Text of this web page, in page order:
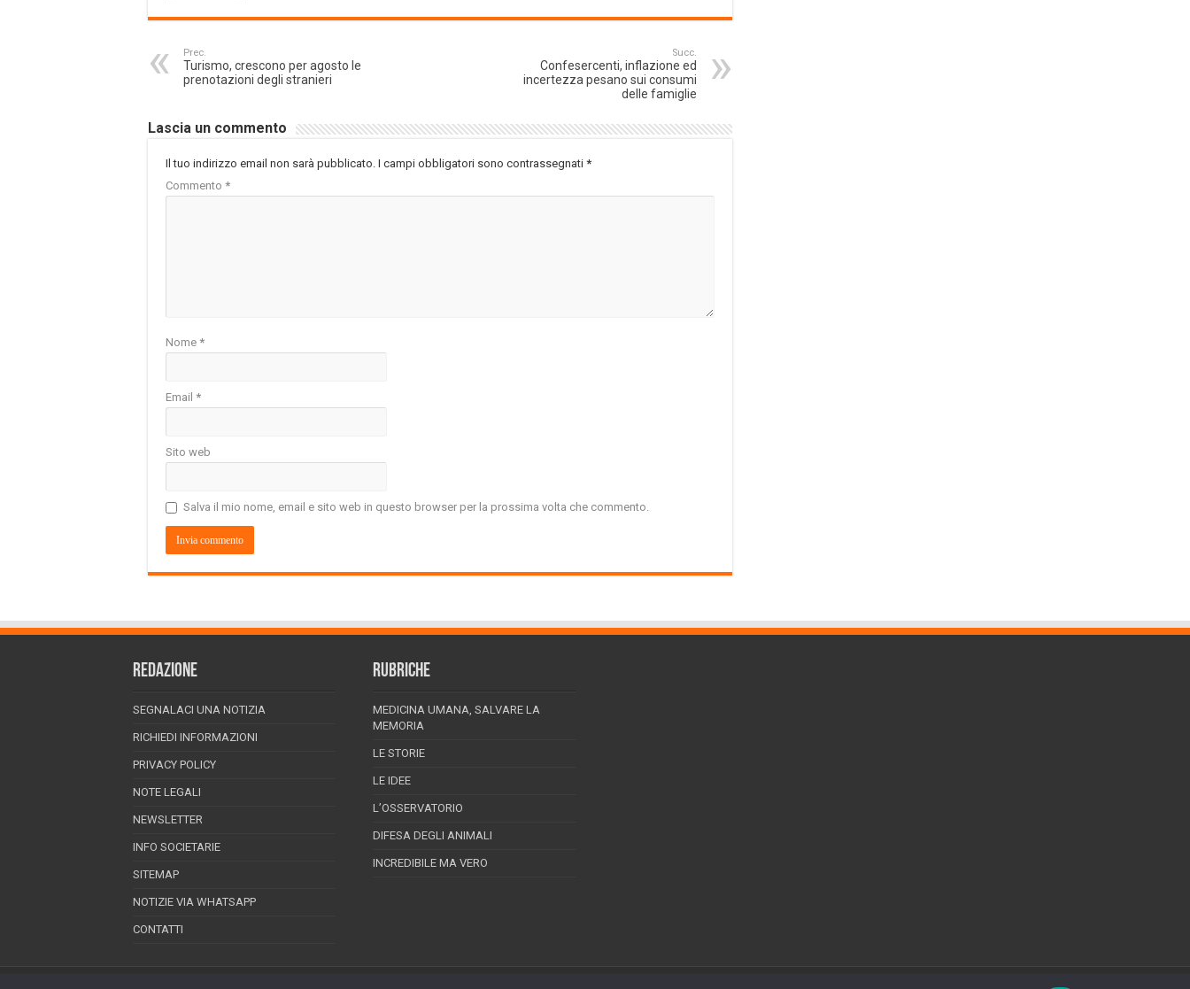
Prec.
Turismo, crescono per agosto le
prenotazioni degli stranieri
Succ.
Confesercenti, inflazione ed
incertezza pesano sui consumi
delle famiglie
Lascia un commento
Il tuo indirizzo email non sarà pubblicato. I campi obbligatori sono contrassegnati *
Commento *
Nome *
Email *
Sito web
Salva il mio nome, email e sito web in questo browser per la prossima volta che commento.
REDAZIONE
SEGNALACI UNA NOTIZIA
RICHIEDI INFORMAZIONI
PRIVACY POLICY
NOTE LEGALI
NEWSLETTER
INFO SOCIETARIE
SITEMAP
NOTIZIE VIA WHATSAPP
CONTATTI
RUBRICHE
MEDICINA UMANA, SALVARE LA
MEMORIA
LE STORIE
LE IDEE
L’OSSERVATORIO
DIFESA DEGLI ANIMALI
INCREDIBILE MA VERO